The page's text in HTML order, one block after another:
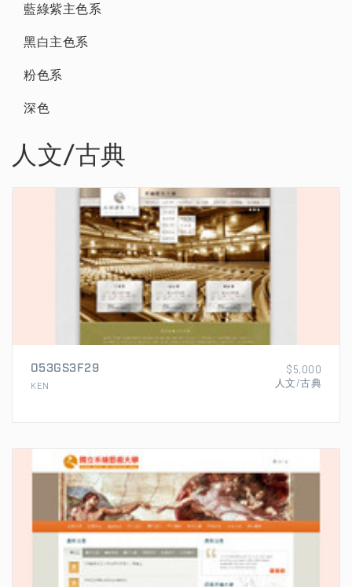
藍綠紫主色系
黑白主色系
粉色系
深色
人文/古典
053GS3F29 $5,000
KEN 人文/古典